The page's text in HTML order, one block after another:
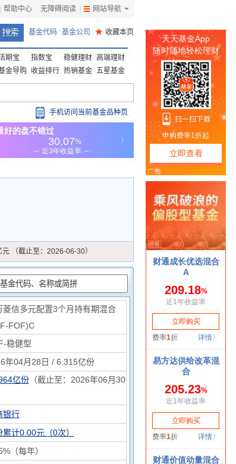
帮助中心 无障碍阅读 网站导航
基金代码 基金公司 ★ 收藏本页
期宝 指数宝 稳健理财 高端理财
金导购 收益排行 热销基金 五星基金
手机访问当前基金品种页
（截止至：2026-06-30）
菱信多元配置3个月持有期混合
FOF)C
稳健型
年04月28日 / 6.315亿份
亿份（截止至：2026年06月30
银行
累计0.00元（0次）
（每年）